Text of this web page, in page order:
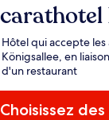
carathotel
Hôtel qui accepte
Königsallee, en
d'un restaurant
Choisissez